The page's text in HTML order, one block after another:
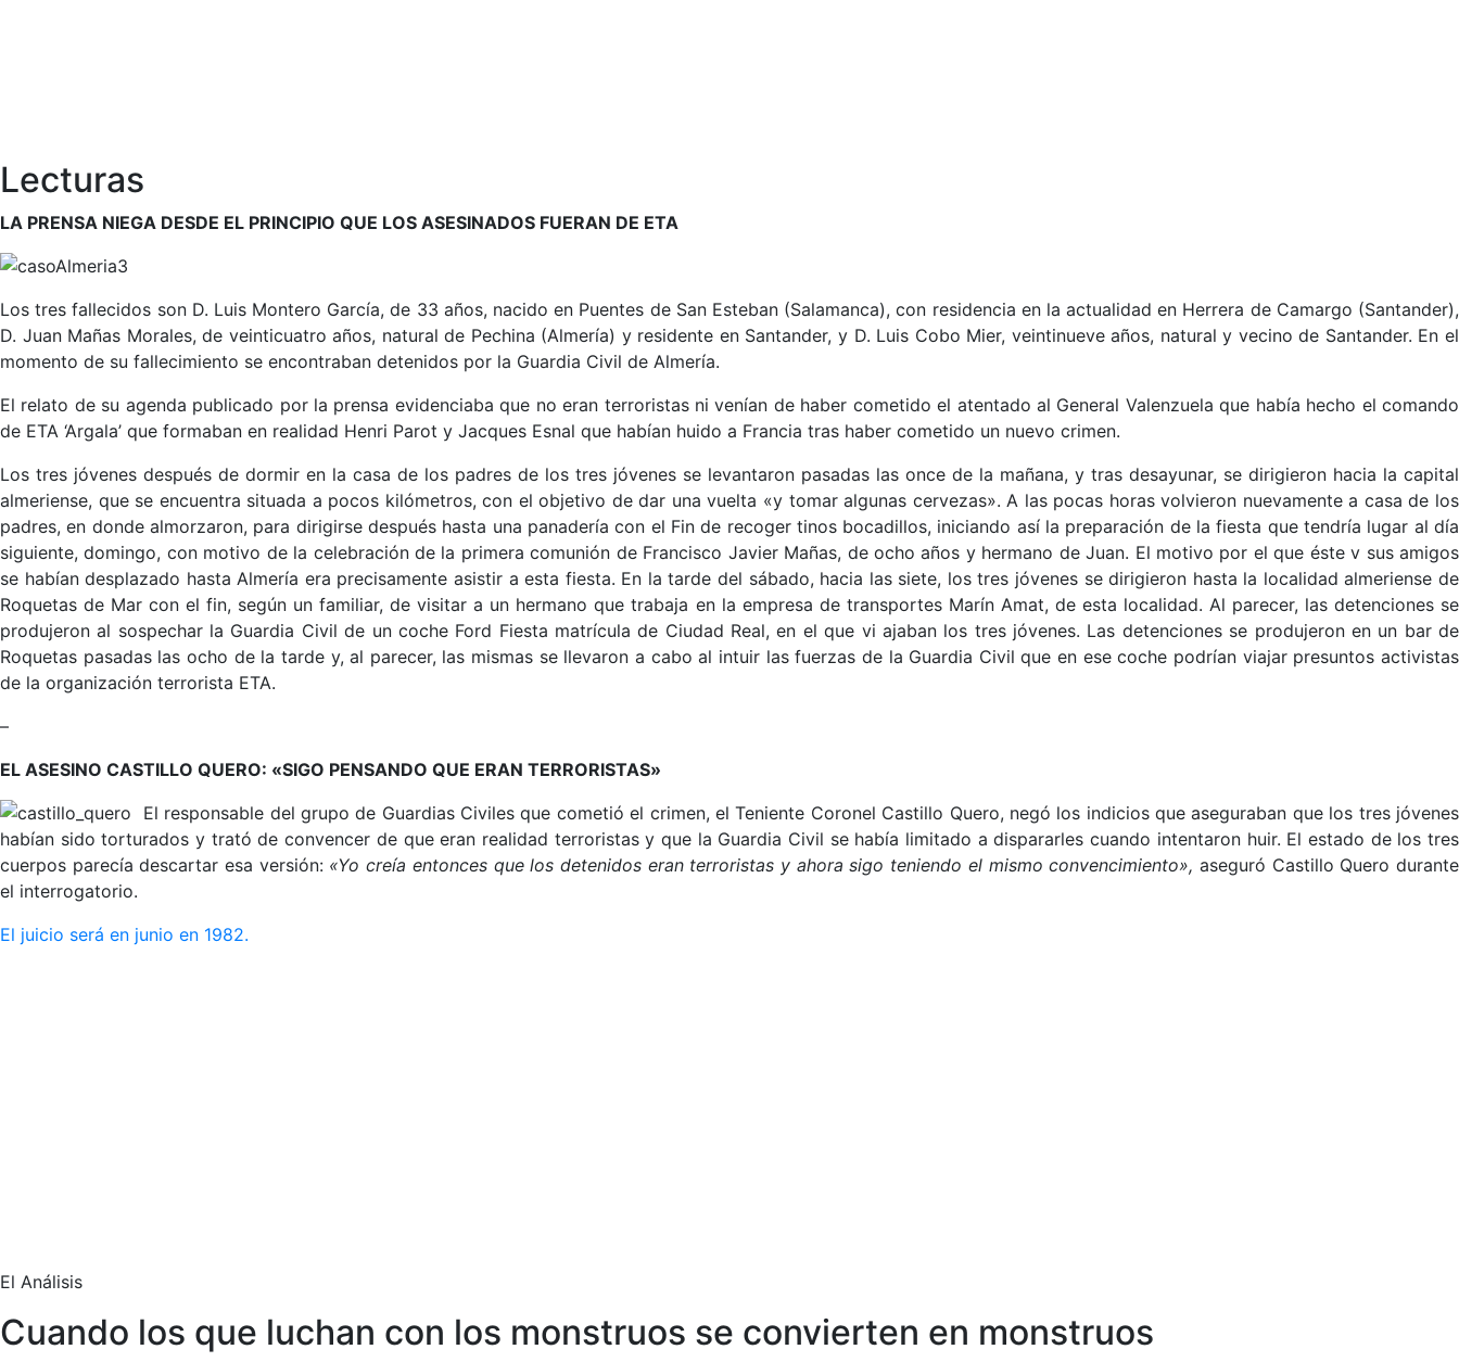
Lecturas
LA PRENSA NIEGA DESDE EL PRINCIPIO QUE LOS ASESINADOS FUERAN DE ETA
Los tres fallecidos son D. Luis Montero García, de 33 años, nacido en Puentes de San Esteban (Salamanca), con residencia en la actualidad en Herrera de Camargo (Santander),
D. Juan Mañas Morales, de veinticuatro años, natural de Pechina (Almería) y residente en Santander, y D. Luis Cobo Mier, veintinueve años, natural y vecino de Santander. En el
momento de su fallecimiento se encontraban detenidos por la Guardia Civil de Almería.
El relato de su agenda publicado por la prensa evidenciaba que no eran terroristas ni venían de haber cometido el atentado al General Valenzuela que había hecho el comando
de ETA ‘Argala’ que formaban en realidad Henri Parot y Jacques Esnal que habían huido a Francia tras haber cometido un nuevo crimen.
Los tres jóvenes después de dormir en la casa de los padres de los tres jóvenes se levantaron pasadas las once de la mañana, y tras desayunar, se dirigieron hacia la capital
almeriense, que se encuentra situada a pocos kilómetros, con el objetivo de dar una vuelta «y tomar algunas cervezas». A las pocas horas volvieron nuevamente a casa de los
padres, en donde almorzaron, para dirigirse después hasta una panadería con el Fin de recoger tinos bocadillos, iniciando así la preparación de la fiesta que tendría lugar al día
siguiente, domingo, con motivo de la celebración de la primera comunión de Francisco Javier Mañas, de ocho años y hermano de Juan. El motivo por el que éste v sus amigos
se habían desplazado hasta Almería era precisamente asistir a esta fiesta. En la tarde del sábado, hacia las siete, los tres jóvenes se dirigieron hasta la localidad almeriense de
Roquetas de Mar con el fin, según un familiar, de visitar a un hermano que trabaja en la empresa de transportes Marín Amat, de esta localidad. Al parecer, las detenciones se
produjeron al sospechar la Guardia Civil de un coche Ford Fiesta matrícula de Ciudad Real, en el que vi ajaban los tres jóvenes. Las detenciones se produjeron en un bar de
Roquetas pasadas las ocho de la tarde y, al parecer, las mismas se llevaron a cabo al intuir las fuerzas de la Guardia Civil que en ese coche podrían viajar presuntos activistas
de la organización terrorista ETA.
–
EL ASESINO CASTILLO QUERO: «SIGO PENSANDO QUE ERAN TERRORISTAS»
El responsable del grupo de Guardias Civiles que cometió el crimen, el Teniente Coronel Castillo Quero, negó los indicios que aseguraban que los tres jóvenes
habían sido torturados y trató de convencer de que eran realidad terroristas y que la Guardia Civil se había limitado a dispararles cuando intentaron huir. El estado de los tres
cuerpos parecía descartar esa versión: «Yo creía entonces que los detenidos eran terroristas y ahora sigo teniendo el mismo convencimiento», aseguró Castillo Quero durante
el interrogatorio.
El juicio será en junio en 1982.
El Análisis
Cuando los que luchan con los monstruos se convierten en monstruos